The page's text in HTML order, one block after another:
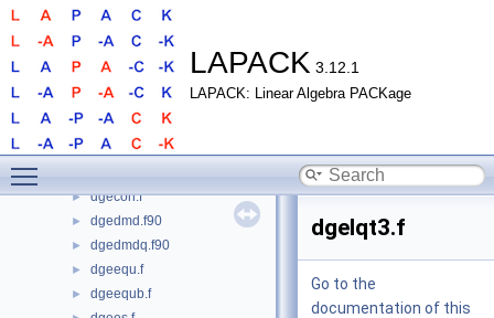
LAPACK 3.12.1
LAPACK: Linear Algebra PACKage
► dgbtrf.f
► dgbtrs.f
► dgebak.f
► dgebal.f
► dgebd2.f
► dgecon.f
► dgedmd.f90
► dgedmdq.f90
► dgeequ.f
► dgeequb.f
dgelqt3.f
Go to the
documentation of this